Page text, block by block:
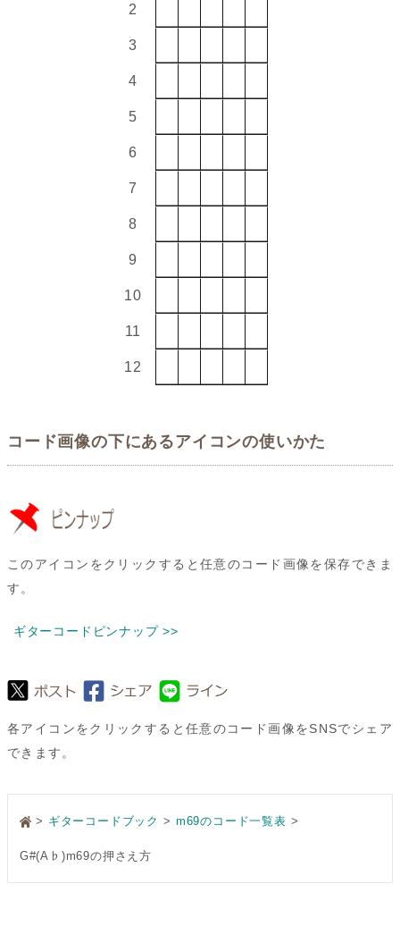
2
3
4
5
6
7
8
9
10
11
12
コード画像の下にあるアイコンの使いかた
このアイコンをクリックすると任意のコード画像を保存できま
す。
ギターコードピンナップ >>
各アイコンをクリックすると任意のコード画像をSNSでシェア
できます。
> ギターコードブック m69のコード一覧表
G#(A♭)m69の押さえ方